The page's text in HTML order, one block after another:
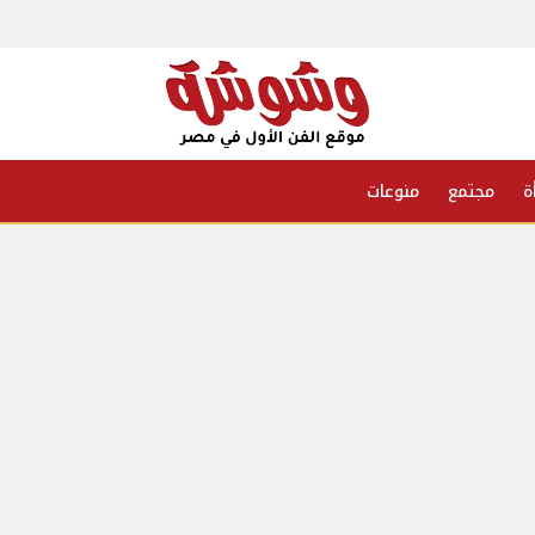
مجتمع منوعات